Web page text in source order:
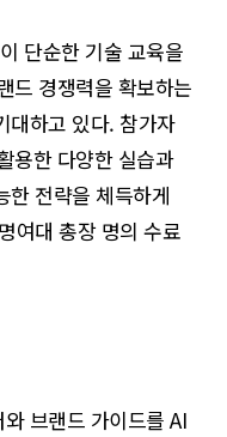
단순한 기술 교육을
드 경쟁력을 확보하는
대하고 있다. 참가자
용한 다양한 실습과
한 전략을 체득하게
여대 총장 명의 수료
브랜드 가이드를 AI